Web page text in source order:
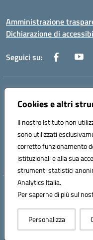
Cookies e altri
Il nostro Istituto non
sono utilizzati
corretto funzionamento
istituzionali e alla sua
strumenti statistici
Analytics Italia.
Per saperne di più sul
Personalizza
Amministrazione
Dichiarazione di
Seguici su:
Indirizzo:
Centralino:0885 417864
Codice fiscale: 90043150714
Codice meccanografico:
Codice Indice delle Pubbliche
Hosting &
Concept &